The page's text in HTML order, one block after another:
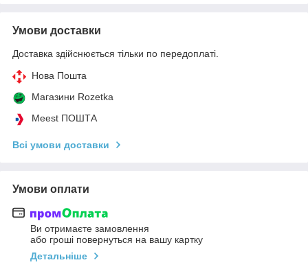
Умови доставки
Доставка здійснюється тільки по передоплаті.
Нова Пошта
Магазини Rozetka
Meest ПОШТА
Всі умови доставки
Умови оплати
Ви отримаєте замовлення
або гроші повернуться на вашу картку
Детальніше